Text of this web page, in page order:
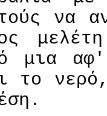
να
μια αφ'
το